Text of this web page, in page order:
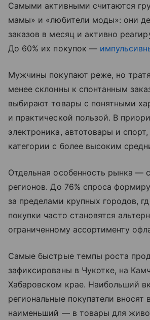
Самыми активными считаются
мамы» и «любители моды»: они
заказов в месяц и активно
До 60% их покупок —
Мужчины покупают реже, но
менее склонны к спонтанным
выбирают товары с понятными
и практической пользой. В
электроника, автотовары и
категории с более высоким
Отдельная особенность рынка —
регионов. До 76% спроса
за пределами крупных городов,
покупки часто становятся
ограниченному ассортименту
Самые быстрые темпы роста
зафиксированы в Чукотке, на
Хабаровском крае. Наибольший
региональные покупатели вносят
наименьший — в товары для